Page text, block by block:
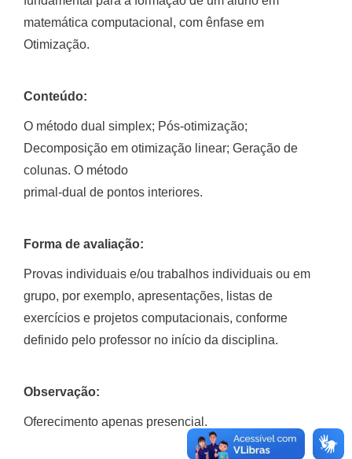
matemática computacional, com ênfase em
Otimização.
Conteúdo:
O método dual simplex; Pós-otimização;
Decomposição em otimização linear; Geração de
colunas. O método
primal-dual de pontos interiores.
Forma de avaliação:
Provas individuais e/ou trabalhos individuais ou em
grupo, por exemplo, apresentações, listas de
exercícios e projetos computacionais, conforme
definido pelo professor no início da disciplina.
Observação:
Oferecimento apenas presencial.